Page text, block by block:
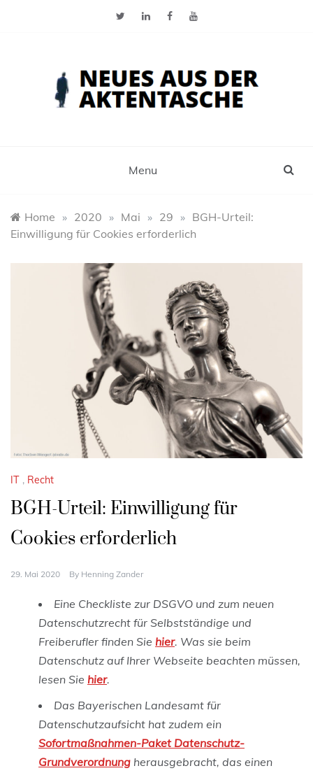
Menu
Home » 2020 » Mai » 29 » BGH-Urteil:
Einwilligung für Cookies erforderlich
IT , Recht
BGH-Urteil: Einwilligung für
Cookies erforderlich
29. Mai 2020 By Henning Zander
Eine Checkliste zur DSGVO und zum neuen
Datenschutzrecht für Selbstständige und
Freiberufler finden Sie hier. Was sie beim
Datenschutz auf Ihrer Webseite beachten müssen,
lesen Sie hier.
Das Bayerischen Landesamt für
Datenschutzaufsicht hat zudem ein
Sofortmaßnahmen-Paket Datenschutz-
Grundverordnung herausgebracht, das einen